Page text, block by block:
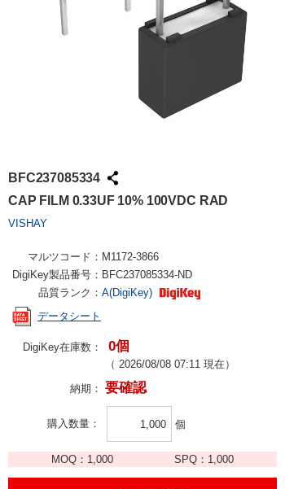
BFC237085334
CAP FILM 0.33UF 10% 100VDC RAD
VISHAY
マルツコード： M1172-3866
DigiKey製品番号： BFC237085334-ND
品質ランク： A(DigiKey)
データシート
DigiKey在庫数： 0個
（ 2026/08/08 07:11 現在）
納期： 要確認
購入数量 個
MOQ： 1,000 SPQ： 1,000